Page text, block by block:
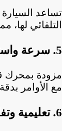
تساعد
التلقائي
5. سرعة واستجابة عالية
مزودة بمحرك
مع الأوامر
6. تعليمية وتفاعلية